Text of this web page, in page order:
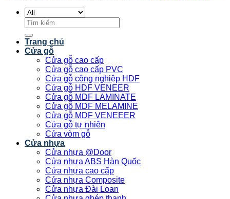
Tìm
kiếm:
Trang chủ
Cửa gỗ
Cửa gỗ cao cấp
Cửa gỗ cao cấp PVC
Cửa gỗ công nghiệp HDF
Cửa gỗ HDF VENEER
Cửa gỗ MDF LAMINATE
Cửa gỗ MDF MELAMINE
Cửa gỗ MDF VENEEER
Cửa gỗ tự nhiên
Cửa vòm gỗ
Cửa nhựa
Cửa nhựa @Door
Cửa nhựa ABS Hàn Quốc
Cửa nhựa cao cấp
Cửa nhựa Composite
Cửa nhựa Đài Loan